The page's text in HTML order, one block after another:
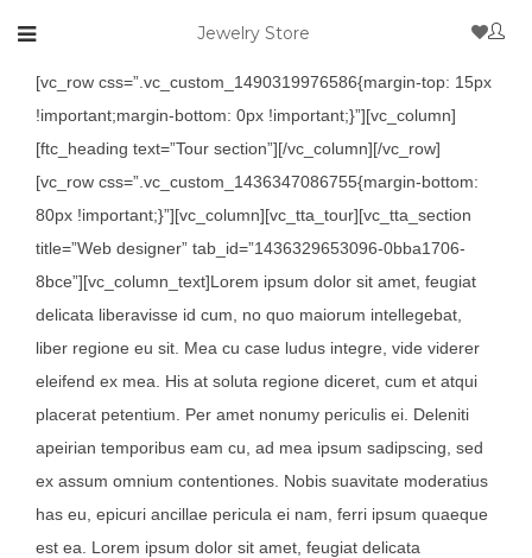
Jewelry Store
[vc_row css=”.vc_custom_1490319976586{margin-top: 15px
!important;margin-bottom: 0px !important;}”][vc_column]
[ftc_heading text=”Tour section”][/vc_column][/vc_row]
[vc_row css=”.vc_custom_1436347086755{margin-bottom:
80px !important;}”][vc_column][vc_tta_tour][vc_tta_section
title=”Web designer” tab_id=”1436329653096-0bba1706-
8bce”][vc_column_text]Lorem ipsum dolor sit amet, feugiat
delicata liberavisse id cum, no quo maiorum intellegebat,
liber regione eu sit. Mea cu case ludus integre, vide viderer
eleifend ex mea. His at soluta regione diceret, cum et atqui
placerat petentium. Per amet nonumy periculis ei. Deleniti
apeirian temporibus eam cu, ad mea ipsum sadipscing, sed
ex assum omnium contentiones. Nobis suavitate moderatius
has eu, epicuri ancillae pericula ei nam, ferri ipsum quaeque
est ea. Lorem ipsum dolor sit amet, feugiat delicata